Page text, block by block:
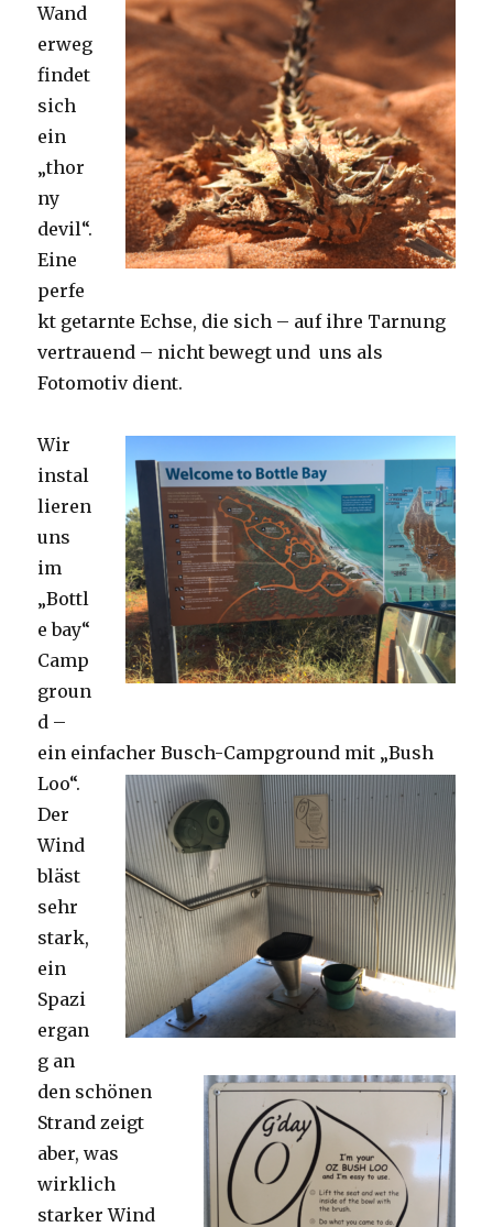
Wand
erweg
findet
sich
ein
„thor
ny
devil“.
Eine
perfe
kt getarnte Echse, die sich – auf ihre Tarnung
vertrauend – nicht bewegt und uns als
Fotomotiv dient.
Wir
instal
lieren
uns
im
„Bottl
e bay“
Camp
groun
d –
ein einfacher Busch-Campground mit „Bush
Loo“.
Der
Wind
bläst
sehr
stark,
ein
Spazi
ergan
g an
den schönen
Strand zeigt
aber, was
wirklich
starker Wind